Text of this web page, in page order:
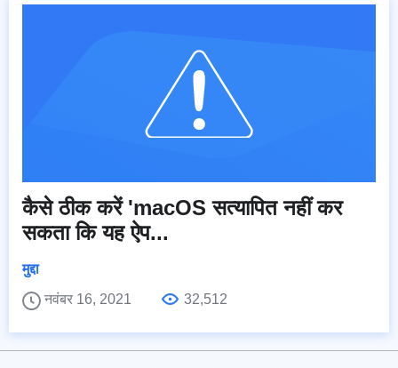
कैसे ठीक करें 'macOS सत्यापित नहीं कर
सकता कि यह ऐप...
मुद्दा
नवंबर 16, 2021
32,512